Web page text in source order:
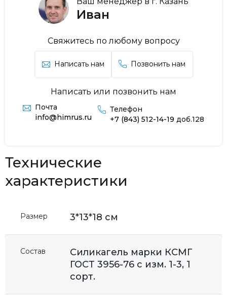
Иван
Свяжитесь по любому вопросу
Написать нам Позвонить нам
Написать или позвонить нам
Почта
info@himrus.ru
Телефон
+7 (843) 512-14-19 доб.128
Технические
характеристики
Размер 3*13*18 см
Состав
Силикагель марки КСМГ
ГОСТ 3956-76 с изм. 1-3, 1
сорт.